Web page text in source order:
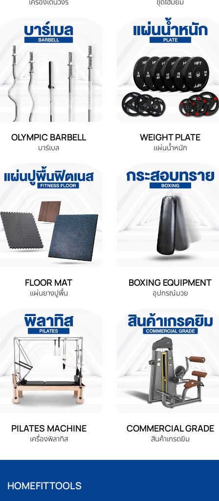
OLYMPIC BARBELL
บาร์เบล
WEIGHT PLATE
แผ่นน้ำหนัก
FLOOR MAT
แผ่นยางปูพื้น
BOXING EQUIPMENT
อุปกรณ์มวย
PILATES MACHINE
เครื่องพิลาทิส
COMMERCIAL GRADE
สินค้าเกรดยิม
HOMEFITTOOLS